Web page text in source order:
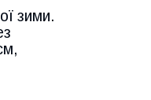
зими.